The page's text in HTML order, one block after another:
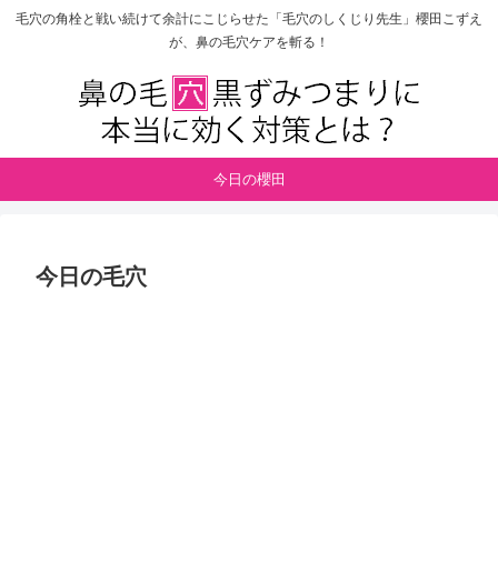
毛穴の角栓と戦い続けて余計にこじらせた「毛穴のしくじり先生」櫻田こずえ
が、鼻の毛穴ケアを斬る！
今日の櫻田
今日の毛穴